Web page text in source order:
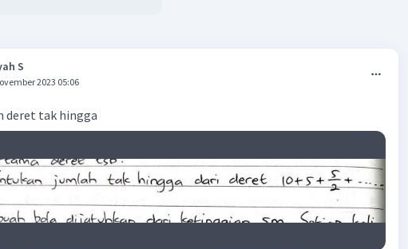
S
2023 05:06
deret tak hingga